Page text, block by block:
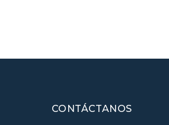
CONTÁCTANOS